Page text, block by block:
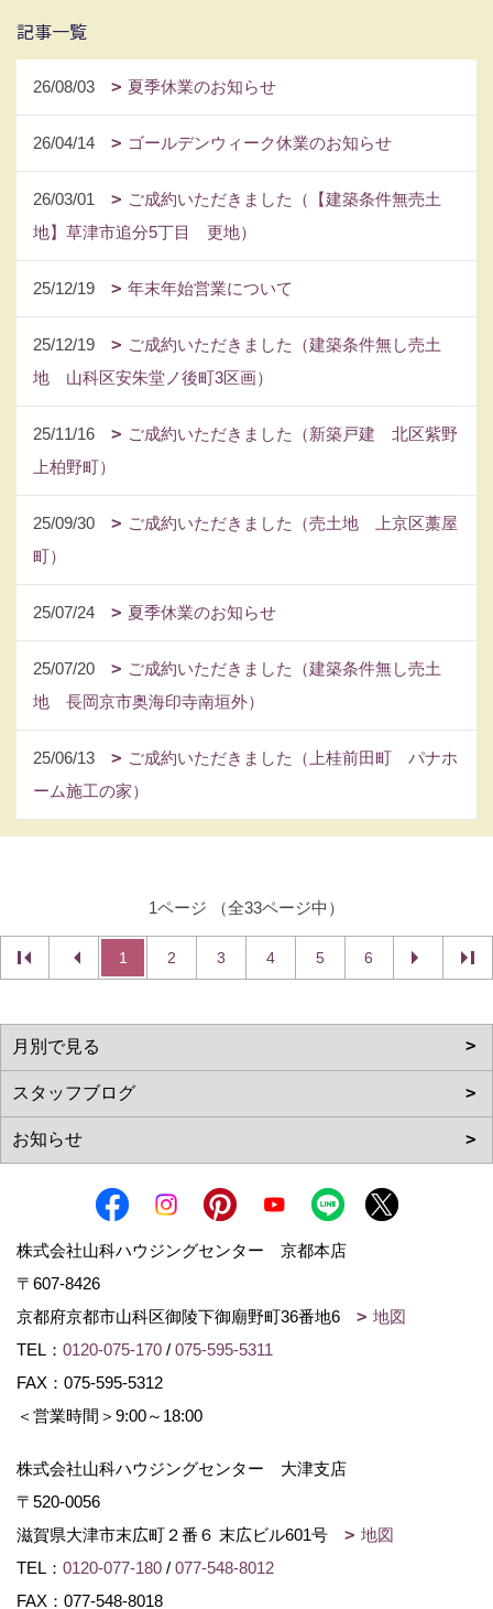
記事一覧
26/08/03 夏季休業のお知らせ
26/04/14 ゴールデンウィーク休業のお知らせ
26/03/01
ご成約いただきました（【建築条件無売土
地】草津市追分5丁目 更地）
25/12/19 年末年始営業について
25/12/19
ご成約いただきました（建築条件無し売土
地 山科区安朱堂ノ後町3区画）
25/11/16
ご成約いただきました（新築戸建 北区紫野
上柏野町）
25/09/30
ご成約いただきました（売土地 上京区藁屋
町）
25/07/24 夏季休業のお知らせ
25/07/20
ご成約いただきました（建築条件無し売土
地 長岡京市奥海印寺南垣外）
25/06/13
ご成約いただきました（上桂前田町 パナホ
ーム施工の家）
1ページ （全33ページ中）
1 2 3 4 5 6
株式会社山科ハウジングセンター 京都本店
〒607-8426
京都府京都市山科区御陵下御廟野町36番地6
地図
TEL： 0120-075-170 / 075-595-5311
FAX：075-595-5312
＜営業時間＞9:00～18:00
株式会社山科ハウジングセンター 大津支店
〒520-0056
滋賀県大津市末広町２番６ 末広ビル601号
地図
TEL： 0120-077-180 / 077-548-8012
FAX：077-548-8018